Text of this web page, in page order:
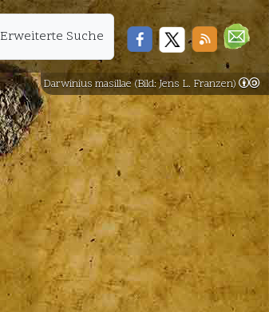
Erweiterte Suche
Darwinius masillae (Bild: Jens L. Franzen)